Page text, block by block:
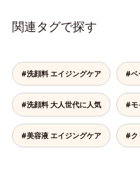
の生成を抑え、シミ・ソバカスを防
ぐ（ウォッシュ除く）*2 オルビス
るおいによる*5 乾燥、ハリ・ツヤ
のなさ*6 乾燥による*7 保湿成分*8
ロニセラカエルレア果汁、ノバラエ
キス配合＝うるおいを与えハリと透
明感に満ちた肌へ導く保湿成分*9
メマツヨイグサ抽出液、スイカズラ
エキス配合＝角層のすみずみまで水
ビスアンバー グロウプレセラムオ
イルイン先⾏型美容液「オルビスア
肌をやわらかくしながら角層まで浸
透。ADセラミドミックスが肌をす
こやかに整え、うるおいを蓄える肌
へと導きます。洗顔後すぐに使うこ
ムの肌なじみを高め、うるおいとツ
ヤのある肌を叶えます。*1 肌にハ
関連タグで探す
#洗顔料 エイジングケア #ベ
#洗顔料 大人世代に人気 #モ
#美容液 エイジングケア #ク